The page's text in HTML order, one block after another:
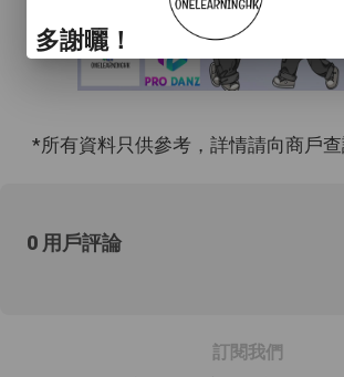
*所有資料只供參考，詳情請向商戶查
0 用戶評論
訂閱我們
多謝曬！